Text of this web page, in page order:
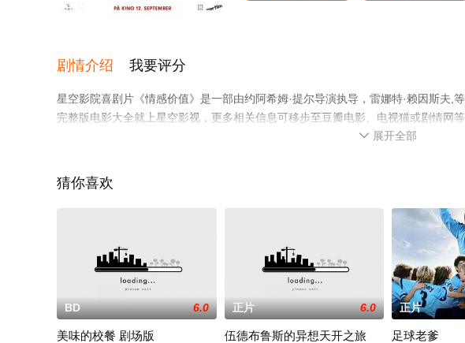
正片
剧情介绍 我要评分
星空影院喜剧片《情感价值》是一部由约阿希姆·提尔导演执导，雷娜特·赖因斯夫,
完整版电影大全就上星空影视，更多相关信息可移步至豆瓣电影、电视猫或剧情网等
 展开全部
猜你喜欢
BD 6.0
美味的校餐 剧场版
正片 6.0
伍德布鲁斯的异想天开之旅
正片
足球老爹